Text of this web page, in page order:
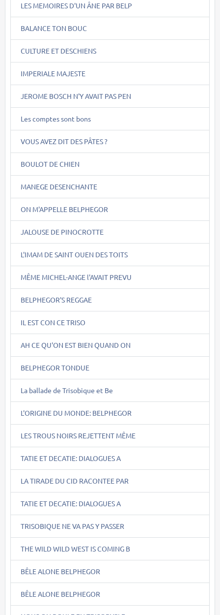
LES MEMOIRES D'UN ÂNE PAR BELP
BALANCE TON BOUC
CULTURE ET DESCHIENS
IMPERIALE MAJESTE
JEROME BOSCH N'Y AVAIT PAS PEN
Les comptes sont bons
VOUS AVEZ DIT DES PÂTES ?
BOULOT DE CHIEN
MANEGE DESENCHANTE
ON M'APPELLE BELPHEGOR
JALOUSE DE PINOCROTTE
L'IMAM DE SAINT OUEN DES TOITS
MÊME MICHEL-ANGE l'AVAIT PREVU
BELPHEGOR'S REGGAE
IL EST CON CE TRISO
AH CE QU'ON EST BIEN QUAND ON
BELPHEGOR TONDUE
La ballade de Trisobique et Be
L'ORIGINE DU MONDE: BELPHEGOR
LES TROUS NOIRS REJETTENT MÊME
TATIE ET DECATIE: DIALOGUES A
LA TIRADE DU CID RACONTEE PAR
TATIE ET DECATIE: DIALOGUES A
TRISOBIQUE NE VA PAS Y PASSER
THE WILD WILD WEST IS COMING B
BÊLE ALONE BELPHEGOR
BÊLE ALONE BELPHEGOR